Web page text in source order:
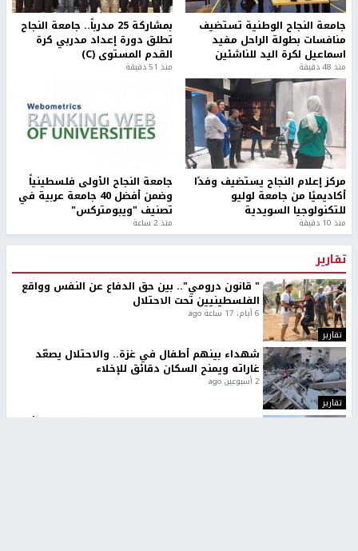
جامعة النجاح الوطنية تستضيف
منافسات بطولة الراحل مفيد
اسماعيل لكرة اليد للناشئين
منذ 48 دقيقة
بمشاركة 25 مدرباً.. جامعة النجاح
تطلق دورة إعداد مدربي كرة
القدم المستوى (C)
منذ 51 دقيقة
مركز إعلام النجاح يستضيف وفدًا
أكاديميًا من جامعة لوليو
للتكنولوجيا السويدية
منذ 10 دقيقة
جامعة النجاح الأولى فلسطينياً
وضمن أفضل 40 جامعة عربية في
تصنيف "ويبومتركس"
منذ 2 ساعة
تقارير
تقارير
" قانون درومي".. بين حق الدفاع عن النفس وواقع
الفلسطينيين تحت الاحتلال
6 أيام، 17 ساعة ago
تقارير
شهداء بينهم أطفال في غزة.. والاحتلال يصعّد
غاراته ويمنح السكان دقائق للإخلاء
2 أسبوعين ago
الإعلام العبري: "معركة مضيق هرمز تستهدف تثبيت